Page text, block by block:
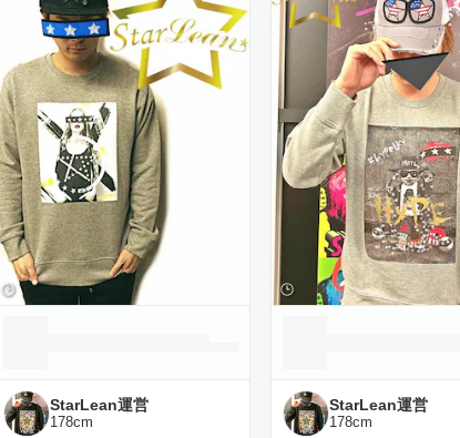
StarLean運営
178cm
StarLean運営
178cm